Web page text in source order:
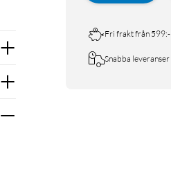
Fri frakt från 599:-
Snabba leveranser